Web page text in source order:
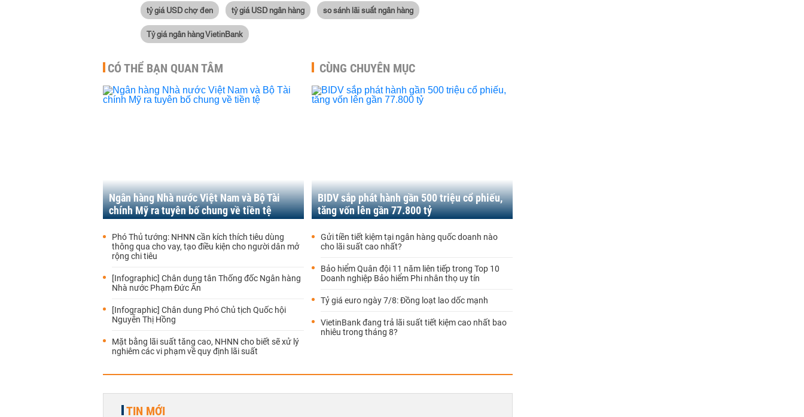
tỷ giá USD chợ đen tỷ giá USD ngân hàng so sánh lãi suất ngân hàng
Tỷ giá ngân hàng VietinBank
CÓ THỂ BẠN QUAN TÂM
Ngân hàng Nhà nước Việt Nam và Bộ Tài
chính Mỹ ra tuyên bố chung về tiền tệ
Phó Thủ tướng: NHNN cần kích thích tiêu dùng
thông qua cho vay, tạo điều kiện cho người dân mở
rộng chi tiêu
[Infographic] Chân dung tân Thống đốc Ngân hàng
Nhà nước Phạm Đức Ấn
[Infographic] Chân dung Phó Chủ tịch Quốc hội
Nguyễn Thị Hồng
Mặt bằng lãi suất tăng cao, NHNN cho biết sẽ xử lý
nghiêm các vi phạm về quy định lãi suất
CÙNG CHUYÊN MỤC
BIDV sắp phát hành gần 500 triệu cổ phiếu,
tăng vốn lên gần 77.800 tỷ
Gửi tiền tiết kiệm tại ngân hàng quốc doanh nào
cho lãi suất cao nhất?
Bảo hiểm Quân đội 11 năm liên tiếp trong Top 10
Doanh nghiệp Bảo hiểm Phi nhân thọ uy tín
Tỷ giá euro ngày 7/8: Đồng loạt lao dốc mạnh
VietinBank đang trả lãi suất tiết kiệm cao nhất bao
nhiêu trong tháng 8?
TIN MỚI